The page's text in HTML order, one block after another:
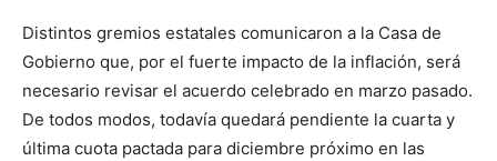
Distintos gremios estatales comunicaron a la Casa de
Gobierno que, por el fuerte impacto de la inflación, será
necesario revisar el acuerdo celebrado en marzo pasado.
De todos modos, todavía quedará pendiente la cuarta y
última cuota pactada para diciembre próximo en las